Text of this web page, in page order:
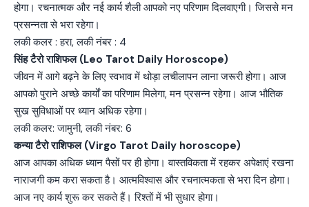
होगा। रचनात्मक और नई कार्य शैली आपको नए परिणाम दिलवाएगी। जिससे मन
प्रसन्नता से भरा रहेगा।
लकी कलर : हरा, लकी नंबर : 4
सिंह टैरो राशिफल (Leo Tarot Daily Horoscope)
जीवन में आगे बढ़ने के लिए स्वभाव में थोड़ा लचीलापन लाना जरूरी होगा। आज
आपको पुराने अच्छे कार्यों का परिणाम मिलेगा, मन प्रसन्न रहेगा। आज भौतिक
सुख सुविधाओं पर ध्यान अधिक रहेगा।
लकी कलर: जामुनी, लकी नंबर: 6
कन्या टैरो राशिफल (Virgo Tarot Daily horoscope)
आज आपका अधिक ध्यान पैसों पर ही होगा। वास्तविकता में रहकर अपेक्षाएं रखना
नाराजगी कम करा सकता है। आत्मविश्वास और रचनात्मकता से भरा दिन होगा।
आज नए कार्य शुरू कर सकते हैं। रिश्तों में भी सुधार होगा।